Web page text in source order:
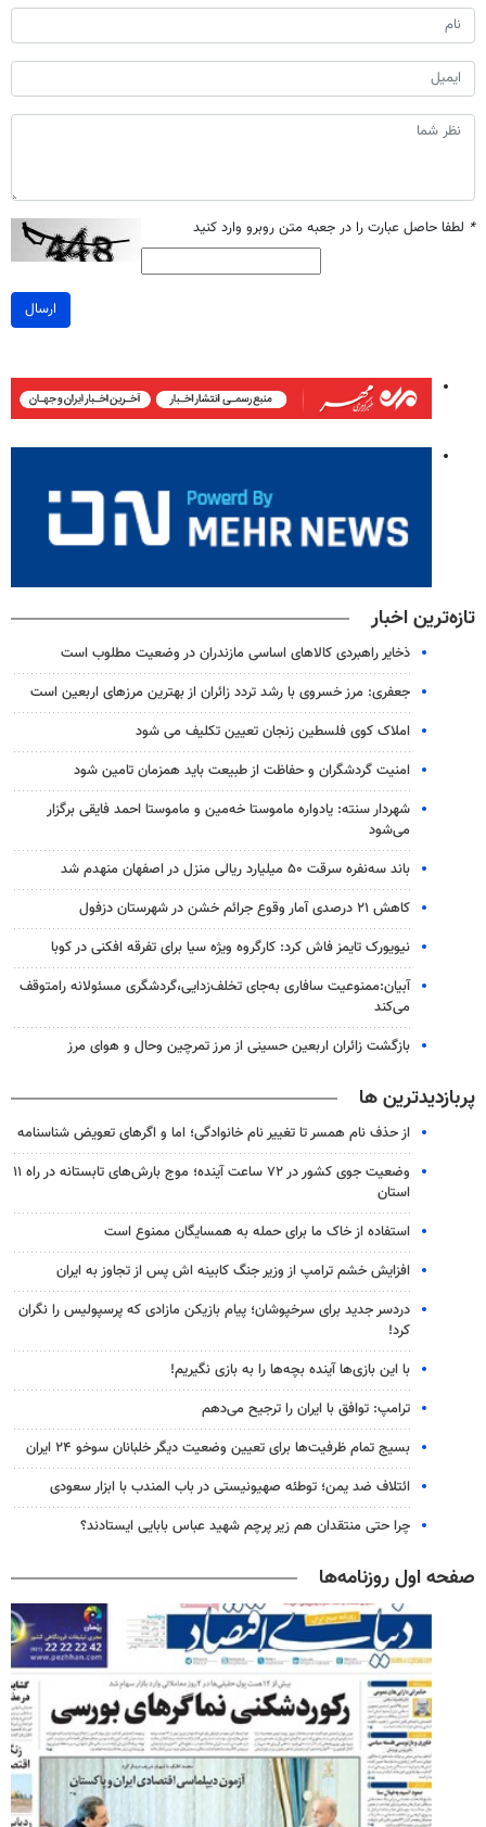
* لطفا حاصل عبارت را در جعبه متن روبرو وارد کنید
ارسال
تازه‌ترین اخبار
ذخایر راهبردی کالاهای اساسی مازندران در وضعیت مطلوب است
جعفری: مرز خسروی با رشد تردد زائران از بهترین مرزهای اربعین است
املاک کوی فلسطین زنجان تعیین تکلیف می شود
امنیت گردشگران و حفاظت از طبیعت باید همزمان تامین شود
شهردار سنته: یادواره ماموستا خه‌مین و ماموستا احمد فایقی برگزار
می‌شود
باند سه‌نفره سرقت ۵۰ میلیارد ریالی منزل در اصفهان منهدم شد
کاهش ۲۱ درصدی آمار وقوع جرائم خشن در شهرستان دزفول
نیویورک تایمز فاش کرد: کارگروه ویژه سیا برای تفرقه افکنی در کوبا
آبیان:ممنوعیت سافاری به‌جای تخلف‌زدایی،گردشگری مسئولانه رامتوقف
می‌کند
بازگشت زائران اربعین حسینی از مرز تمرچین وحال و هوای مرز
پربازدیدترین ها
از حذف نام همسر تا تغییر نام خانوادگی؛ اما و اگرهای تعویض شناسنامه
وضعیت جوی کشور در ۷۲ ساعت آینده؛ موج بارش‌های تابستانه در راه ۱۱
استان
استفاده از خاک ما برای حمله به همسایگان ممنوع است
افزایش خشم ترامپ از وزیر جنگ کابینه اش پس از تجاوز به ایران
دردسر جدید برای سرخپوشان؛ پیام بازیکن مازادی که پرسپولیس را نگران
کرد!
با این بازی‌ها آینده بچه‌ها را به بازی نگیریم!
ترامپ: توافق با ایران را ترجیح می‌دهم
بسیج تمام ظرفیت‌ها برای تعیین وضعیت دیگر خلبانان سوخو ۲۴ ایران
ائتلاف ضد یمن؛ توطئه صهیونیستی در باب المندب با ابزار سعودی
چرا حتی منتقدان هم زیر پرچم شهید عباس بابایی ایستادند؟
صفحه اول روزنامه‌ها